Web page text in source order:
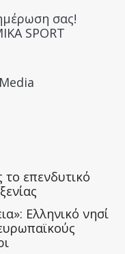
σας!
SPORT
επενδυτικό
Ελληνικό νησί